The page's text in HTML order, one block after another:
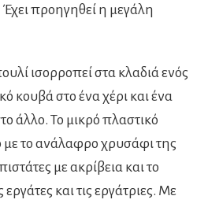
Έχει προηγηθεί η μεγάλη
ισορροπεί στα κλαδιά ενός
κουβά στο ένα χέρι και ένα
άλλο. Το μικρό πλαστικό
με το ανάλαφρο χρυσάφι της
με ακρίβεια και το
και τις εργάτριες. Με